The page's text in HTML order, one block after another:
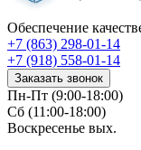
Обеспечение
+7 (863) 298-01-14
+7 (918) 558-01-14
Заказать звонок
Пн-Пт (9:00-18:00)
Сб (11:00-18:00)
Воскресенье вых.